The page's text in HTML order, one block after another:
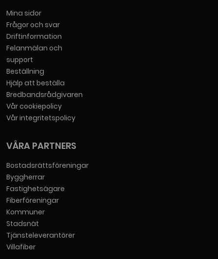
Mina sidor
Frågor och svar
Driftinformation
Felanmälan och
support
Beställning
Hjälp att beställa
Bredbandsrådgivaren
Vår cookiepolicy
Vår integritetspolicy
VÅRA PARTNERS
Bostadsrättsföreningar
Byggherrar
Fastighetsägare
Fiberföreningar
Kommuner
Stadsnät
Tjänsteleverantörer
Villafiber